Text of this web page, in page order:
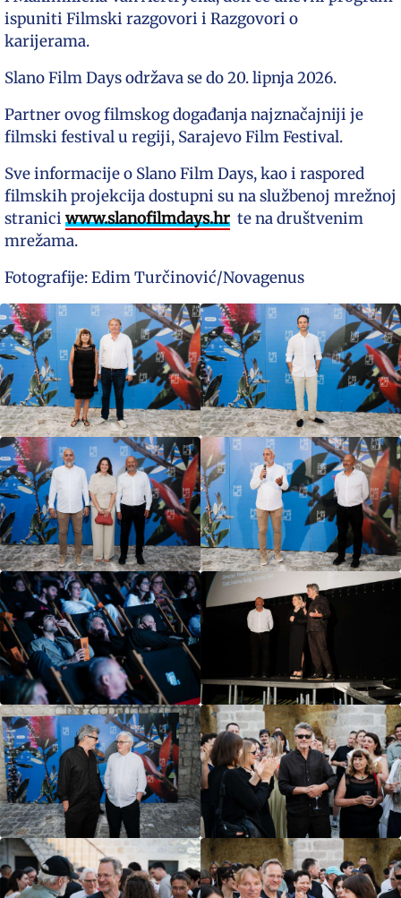
ispuniti Filmski razgovori i Razgovori o
karijerama.
Slano Film Days održava se do 20. lipnja 2026.
Partner ovog filmskog događanja najznačajniji je
filmski festival u regiji, Sarajevo Film Festival.
Sve informacije o Slano Film Days, kao i raspored
filmskih projekcija dostupni su na službenoj mrežnoj
stranici www.slanofilmdays.hr te na društvenim
mrežama.
Fotografije: Edim Turčinović/Novagenus